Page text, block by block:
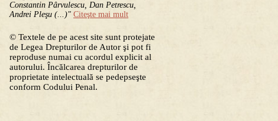
Constantin Pârvulescu, Dan Petrescu,
Andrei Pleşu (...)" Citeşte mai mult
© Textele de pe acest site sunt protejate
de Legea Drepturilor de Autor şi pot fi
reproduse numai cu acordul explicit al
autorului. Încălcarea drepturilor de
proprietate intelectuală se pedepseşte
conform Codului Penal.